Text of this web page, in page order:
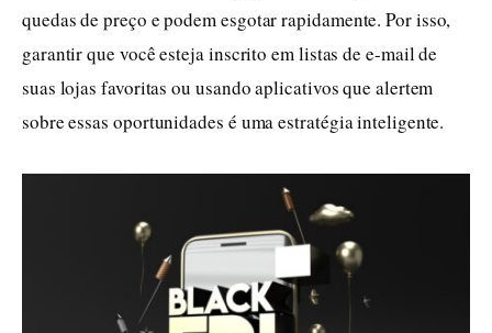
quedas de preço e podem esgotar rapidamente. Por isso,
garantir que você esteja inscrito em listas de e-mail de
suas lojas favoritas ou usando aplicativos que alertem
sobre essas oportunidades é uma estratégia inteligente.